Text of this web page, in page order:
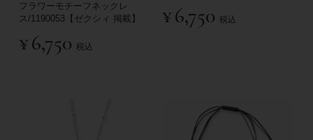
フラワーモチーフネックレ
ス/1190053【ゼクシィ 掲載】
¥6,750 税込
¥6,750 税込